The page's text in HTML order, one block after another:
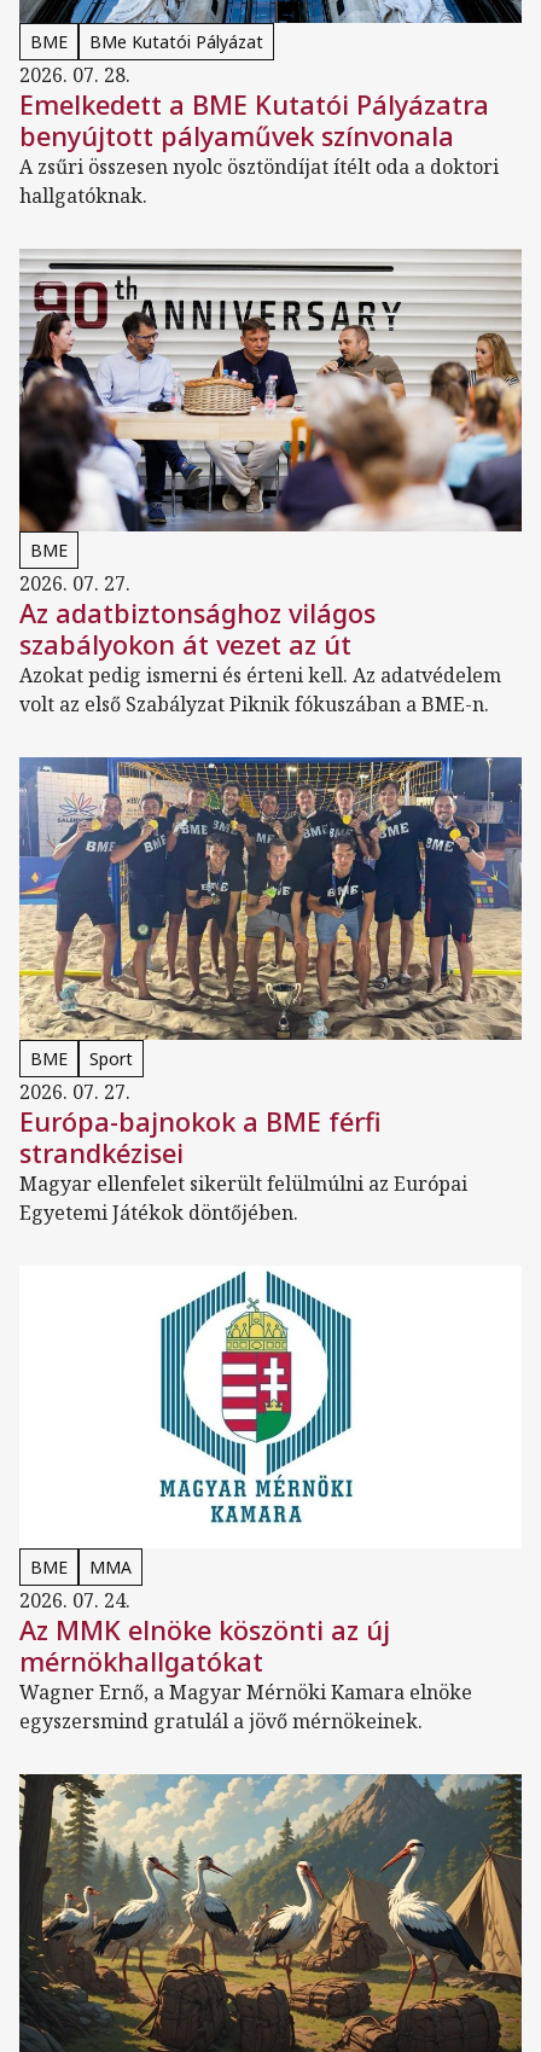
BME BMe Kutatói Pályázat
2026. 07. 28.
Emelkedett a BME Kutatói Pályázatra
benyújtott pályaművek színvonala
A zsűri összesen nyolc ösztöndíjat ítélt oda a doktori
hallgatóknak.
BME
2026. 07. 27.
Az adatbiztonsághoz világos
szabályokon át vezet az út
Azokat pedig ismerni és érteni kell. Az adatvédelem
volt az első Szabályzat Piknik fókuszában a BME-n.
BME Sport
2026. 07. 27.
Európa-bajnokok a BME férfi
strandkézisei
Magyar ellenfelet sikerült felülmúlni az Európai
Egyetemi Játékok döntőjében.
BME MMA
2026. 07. 24.
Az MMK elnöke köszönti az új
mérnökhallgatókat
Wagner Ernő, a Magyar Mérnöki Kamara elnöke
egyszersmind gratulál a jövő mérnökeinek.